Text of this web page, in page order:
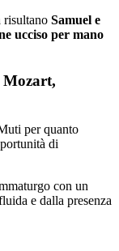
risultano Samuel e
ucciso per mano
Mozart,
per quanto
di
con un
e dalla presenza